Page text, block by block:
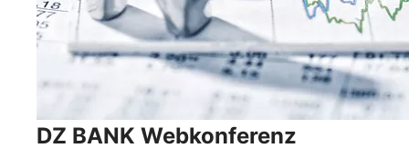
DZ BANK Webkonferenz